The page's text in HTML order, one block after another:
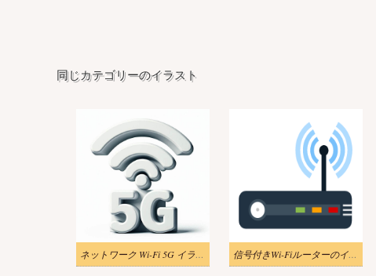
同じカテゴリーのイラスト
ネットワーク Wi-Fi 5G イラスト 無料 信号付きWi-Fiルーターのイラスト